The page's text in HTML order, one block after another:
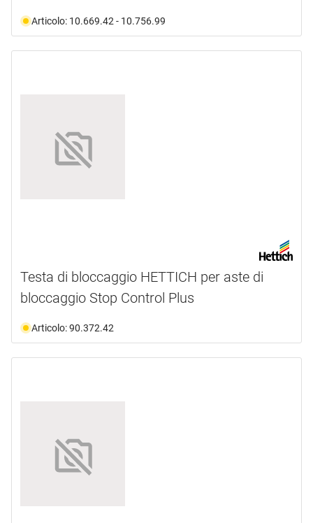
Articolo: 10.669.42 - 10.756.99
Testa di bloccaggio HETTICH per aste di
bloccaggio Stop Control Plus
Articolo: 90.372.42